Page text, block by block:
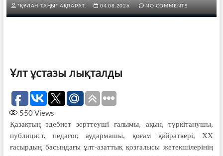
"ҚҰЛАН ТАҢЫ" АҚПАРАТ. 04.08.2026 NO COMMENTS
Ұлт ұстазы лықталды
550Views
Қазақтың әдебиет зерттеуші ғалымы, ақын, түркітанушы,
публицист, педагог, аудармашы, қоғам қайраткері, ХХ
ғасырдың басындағы ұлт-азаттық қозғалысы жетекшілерінің